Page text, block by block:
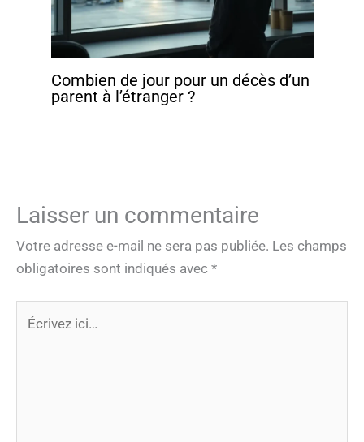
Combien de jour pour un décès d’un
parent à l’étranger ?
Laisser un commentaire
Votre adresse e-mail ne sera pas publiée. Les champs
obligatoires sont indiqués avec *
ici…